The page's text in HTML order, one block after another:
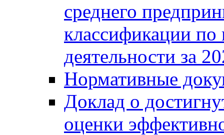
среднего
классификации
деятельности за
Нормативные
Доклад о
оценки